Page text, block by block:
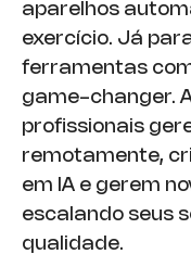
aparelhos
exercício. Já
ferramentas
game-changer.
profissionais
remotamente,
em IA e gerem
escalando seus
qualidade.